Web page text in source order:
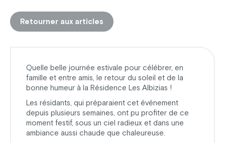
Retourner aux articles
Quelle belle journée estivale pour célébrer, en
famille et entre amis, le retour du soleil et de la
bonne humeur à la Résidence Les Albizias !
Les résidants, qui préparaient cet événement
depuis plusieurs semaines, ont pu profiter de ce
moment festif, sous un ciel radieux et dans une
ambiance aussi chaude que chaleureuse.